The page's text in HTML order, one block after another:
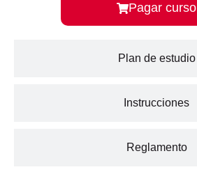
Plan de estudio
Instrucciones
Reglamento
Pagar curso